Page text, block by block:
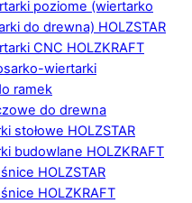
poziome (wiertarko
do drewna) HOLZSTAR
CNC HOLZKRAFT
wiertarki
ramek
do drewna
stołowe HOLZSTAR
budowlane HOLZKRAFT
HOLZSTAR
HOLZKRAFT